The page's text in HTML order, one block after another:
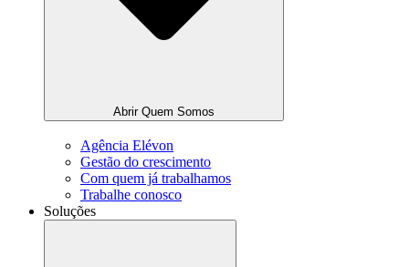
Abrir Quem Somos
Agência Elévon
Gestão do crescimento
Com quem já trabalhamos
Trabalhe conosco
Soluções